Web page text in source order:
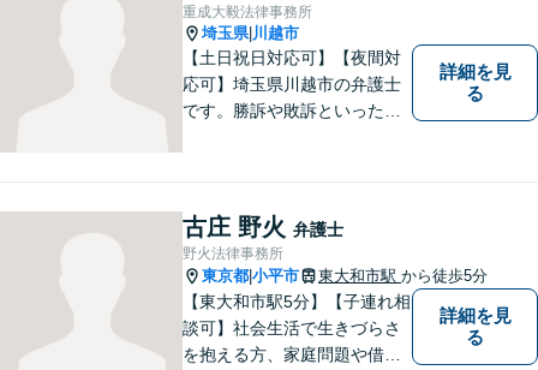
重成大毅法律事務所
埼玉県| 川越市
【土日祝日対応可】【夜間対
応可】埼玉県川越市の弁護士
です。勝訴や敗訴といった結
ます。ぜひ一度ご相談くださ
い。
詳細を見
る
古庄 野火 弁護士
野火法律事務所
東京都 小平市 東大和市駅 から徒歩5分
【東大和市駅5分】【子連れ相
談可】社会生活で生きづらさ
を抱える方、家庭問題や借金
詳細を見
る